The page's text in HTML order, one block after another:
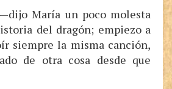
María un poco molesta
del dragón; empiezo a
siempre la misma canción,
de otra cosa desde que